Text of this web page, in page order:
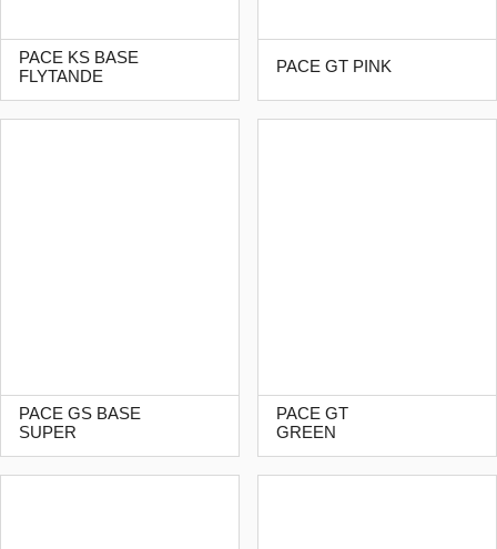
PACE KS BASE
FLYTANDE
PACE GT PINK
PACE GS BASE
SUPER
PACE GT
GREEN